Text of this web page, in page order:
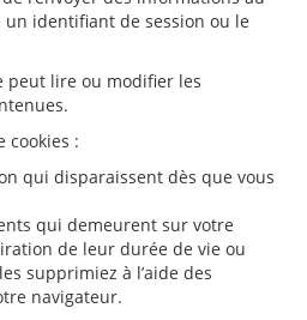
un identifiant de session ou le
peut lire ou modifier les
cookies :
qui disparaissent dès que vous
qui demeurent sur votre
de leur durée de vie ou
supprimiez à l’aide des
navigateur.